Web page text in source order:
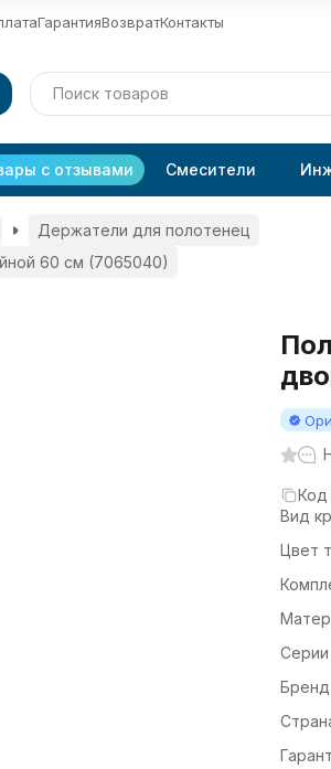
ГарантияВозвратКонтакты
с отзывами Смесители
Держатели для полотенец
60 см (7065040)
Код
Вид
Цвет
Серии
Бренд